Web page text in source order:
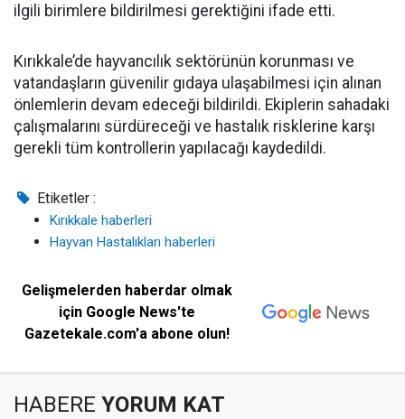
ilgili birimlere bildirilmesi gerektiğini ifade etti.
Kırıkkale’de hayvancılık sektörünün korunması ve
vatandaşların güvenilir gıdaya ulaşabilmesi için alınan
önlemlerin devam edeceği bildirildi. Ekiplerin sahadaki
çalışmalarını sürdüreceği ve hastalık risklerine karşı
gerekli tüm kontrollerin yapılacağı kaydedildi.
Etiketler :
Kırıkkale haberleri
Hayvan Hastalıkları haberleri
Gelişmelerden haberdar olmak
için Google News'te
Gazetekale.com'a abone olun!
HABERE YORUM KAT